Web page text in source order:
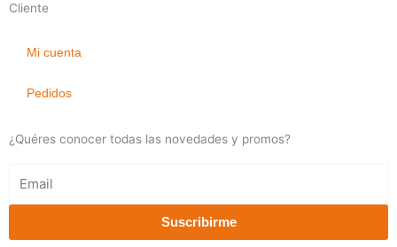
Cliente
Mi cuenta
Pedidos
¿Quéres conocer todas las novedades y promos?
Suscribirme